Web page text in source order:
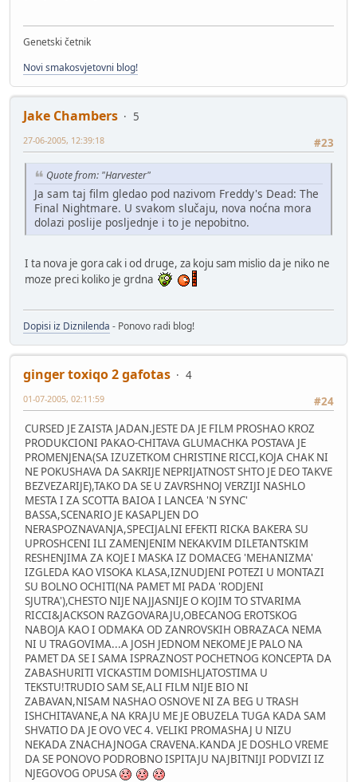
Genetski četnik
Novi smakosvjetovni blog!
Jake Chambers
5
#23
27-06-2005, 12:39:18
Quote from: "Harvester"
Ja sam taj film gledao pod nazivom Freddy's Dead: The
Final Nightmare. U svakom slučaju, nova noćna mora
dolazi poslije posljednje i to je nepobitno.
I ta nova je gora cak i od druge, za koju sam mislio da je niko ne
moze preci koliko je grdna
Dopisi iz Diznilenda - Ponovo radi blog!
ginger toxiqo 2 gafotas
4
#24
01-07-2005, 02:11:59
CURSED JE ZAISTA JADAN.JESTE DA JE FILM PROSHAO KROZ
PRODUKCIONI PAKAO-CHITAVA GLUMACHKA POSTAVA JE
PROMENJENA(SA IZUZETKOM CHRISTINE RICCI,KOJA CHAK NI
NE POKUSHAVA DA SAKRIJE NEPRIJATNOST SHTO JE DEO TAKVE
BEZVEZARIJE),TAKO DA SE U ZAVRSHNOJ VERZIJI NASHLO
MESTA I ZA SCOTTA BAIOA I LANCEA 'N SYNC'
BASSA,SCENARIO JE KASAPLJEN DO
NERASPOZNAVANJA,SPECIJALNI EFEKTI RICKA BAKERA SU
UPROSHCENI ILI ZAMENJENIM NEKAKVIM DILETANTSKIM
RESHENJIMA ZA KOJE I MASKA IZ DOMACEG 'MEHANIZMA'
IZGLEDA KAO VISOKA KLASA,IZNUDJENI POTEZI U MONTAZI
SU BOLNO OCHITI(NA PAMET MI PADA 'RODJENI
SJUTRA'),CHESTO NIJE NAJJASNIJE O KOJIM TO STVARIMA
RICCI&JACKSON RAZGOVARAJU,OBECANOG EROTSKOG
NABOJA KAO I ODMAKA OD ZANROVSKIH OBRAZACA NEMA
NI U TRAGOVIMA...A JOSH JEDNOM NEKOME JE PALO NA
PAMET DA SE I SAMA ISPRAZNOST POCHETNOG KONCEPTA DA
ZABASHURITI VICKASTIM DOMISHLJATOSTIMA U
TEKSTU!TRUDIO SAM SE,ALI FILM NIJE BIO NI
ZABAVAN,NISAM NASHAO OSNOVE NI ZA BEG U TRASH
ISHCHITAVANE,A NA KRAJU ME JE OBUZELA TUGA KADA SAM
SHVATIO DA JE OVO VEC 4. VELIKI PROMASHAJ U NIZU
NEKADA ZNACHAJNOGA CRAVENA.KANDA JE DOSHLO VREME
DA SE PONOVO PODROBNO ISPITAJU NAJBITNIJI PODVIZI IZ
NJEGOVOG OPUSA